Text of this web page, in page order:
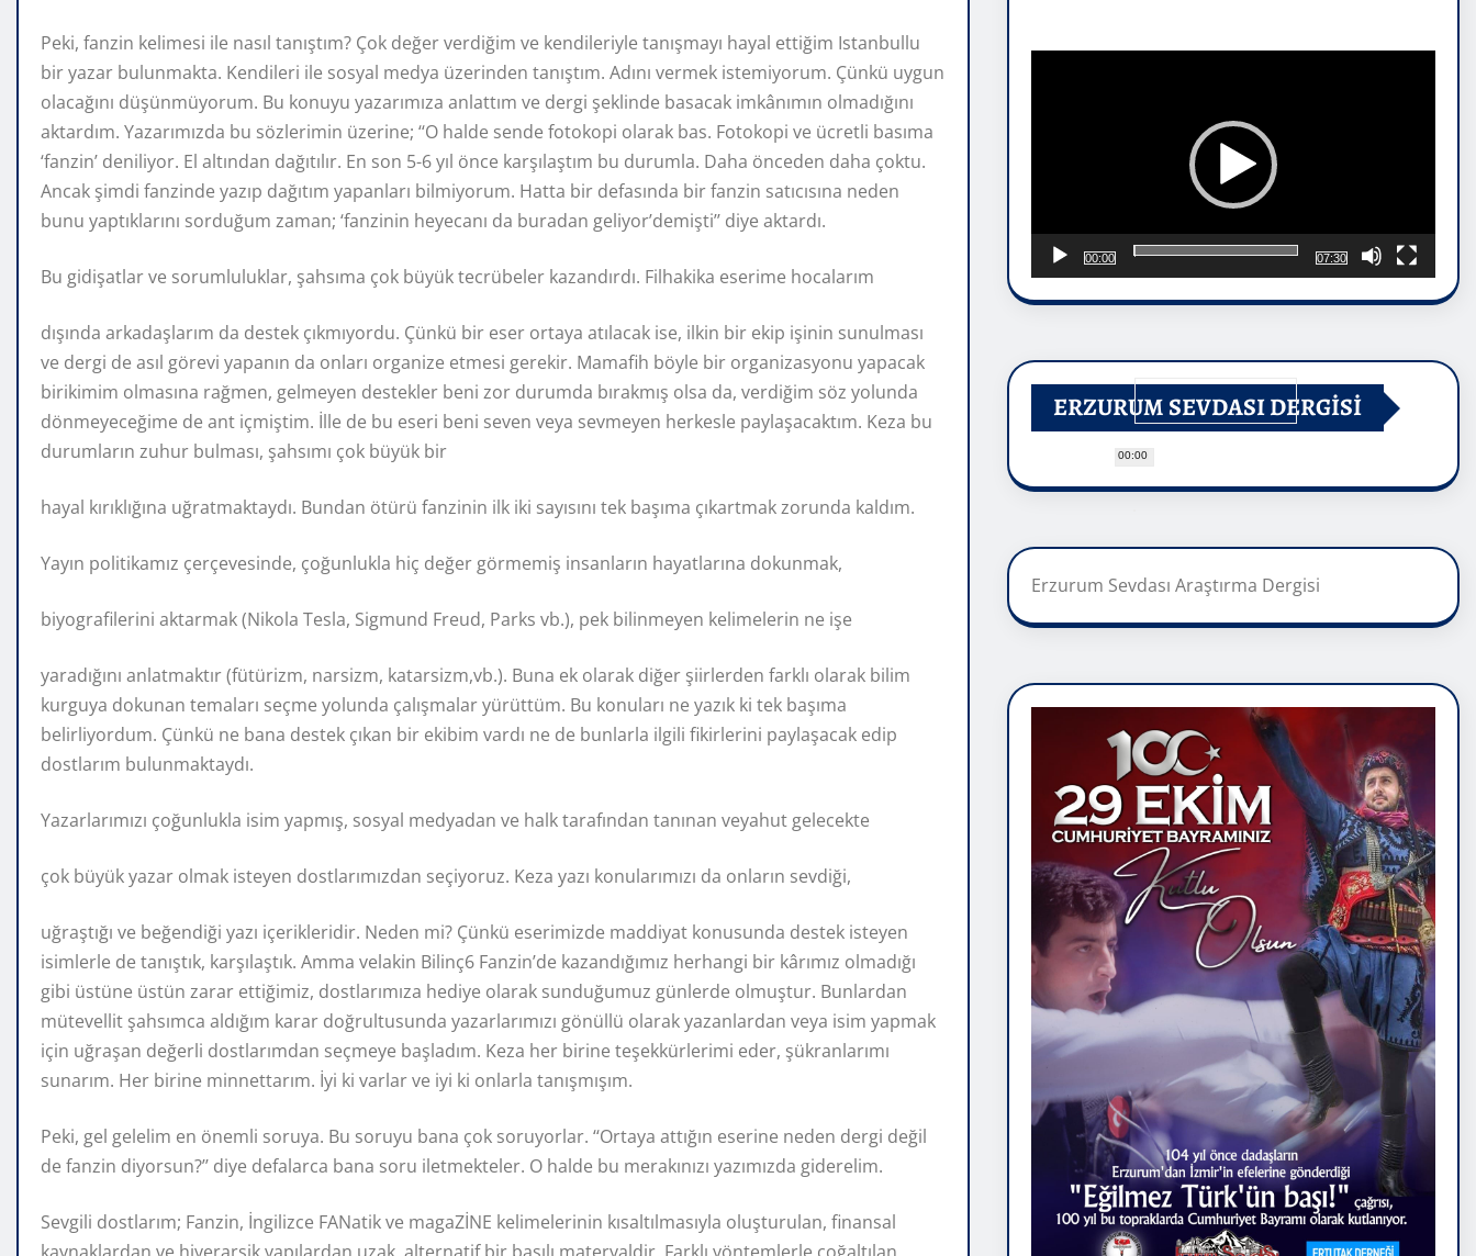
Peki, fanzin kelimesi ile nasıl tanıştım? Çok değer verdiğim ve kendileriyle tanışmayı hayal ettiğim Istanbullu
bir yazar bulunmakta. Kendileri ile sosyal medya üzerinden tanıştım. Adını vermek istemiyorum. Çünkü uygun
olacağını düşünmüyorum. Bu konuyu yazarımıza anlattım ve dergi şeklinde basacak imkânımın olmadığını
aktardım. Yazarımızda bu sözlerimin üzerine; ‘‘O halde sende fotokopi olarak bas. Fotokopi ve ücretli basıma
‘fanzin’ deniliyor. El altından dağıtılır. En son 5-6 yıl önce karşılaştım bu durumla. Daha önceden daha çoktu.
Ancak şimdi fanzinde yazıp dağıtım yapanları bilmiyorum. Hatta bir defasında bir fanzin satıcısına neden
bunu yaptıklarını sorduğum zaman; ‘fanzinin heyecanı da buradan geliyor’demişti’’ diye aktardı.
Bu gidişatlar ve sorumluluklar, şahsıma çok büyük tecrübeler kazandırdı. Filhakika eserime hocalarım
dışında arkadaşlarım da destek çıkmıyordu. Çünkü bir eser ortaya atılacak ise, ilkin bir ekip işinin sunulması
ve dergi de asıl görevi yapanın da onları organize etmesi gerekir. Mamafih böyle bir organizasyonu yapacak
birikimim olmasına rağmen, gelmeyen destekler beni zor durumda bırakmış olsa da, verdiğim söz yolunda
dönmeyeceğime de ant içmiştim. İlle de bu eseri beni seven veya sevmeyen herkesle paylaşacaktım. Keza bu
durumların zuhur bulması, şahsımı çok büyük bir
hayal kırıklığına uğratmaktaydı. Bundan ötürü fanzinin ilk iki sayısını tek başıma çıkartmak zorunda kaldım.
Yayın politikamız çerçevesinde, çoğunlukla hiç değer görmemiş insanların hayatlarına dokunmak,
biyografilerini aktarmak (Nikola Tesla, Sigmund Freud, Parks vb.), pek bilinmeyen kelimelerin ne işe
yaradığını anlatmaktır (fütürizm, narsizm, katarsizm,vb.). Buna ek olarak diğer şiirlerden farklı olarak bilim
kurguya dokunan temaları seçme yolunda çalışmalar yürüttüm. Bu konuları ne yazık ki tek başıma
belirliyordum. Çünkü ne bana destek çıkan bir ekibim vardı ne de bunlarla ilgili fikirlerini paylaşacak edip
dostlarım bulunmaktaydı.
Yazarlarımızı çoğunlukla isim yapmış, sosyal medyadan ve halk tarafından tanınan veyahut gelecekte
çok büyük yazar olmak isteyen dostlarımızdan seçiyoruz. Keza yazı konularımızı da onların sevdiği,
uğraştığı ve beğendiği yazı içerikleridir. Neden mi? Çünkü eserimizde maddiyat konusunda destek isteyen
isimlerle de tanıştık, karşılaştık. Amma velakin Bilinç6 Fanzin’de kazandığımız herhangi bir kârımız olmadığı
gibi üstüne üstün zarar ettiğimiz, dostlarımıza hediye olarak sunduğumuz günlerde olmuştur. Bunlardan
mütevellit şahsımca aldığım karar doğrultusunda yazarlarımızı gönüllü olarak yazanlardan veya isim yapmak
için uğraşan değerli dostlarımdan seçmeye başladım. Keza her birine teşekkürlerimi eder, şükranlarımı
sunarım. Her birine minnettarım. İyi ki varlar ve iyi ki onlarla tanışmışım.
Peki, gel gelelim en önemli soruya. Bu soruyu bana çok soruyorlar. ‘‘Ortaya attığın eserine neden dergi değil
de fanzin diyorsun?’’ diye defalarca bana soru iletmekteler. O halde bu merakınızı yazımızda giderelim.
Sevgili dostlarım; Fanzin, İngilizce FANatik ve magaZİNE kelimelerinin kısaltılmasıyla oluşturulan, finansal
00:00
00:00
07:30
ERZURUM SEVDASI DERGİSİ
Erzurum Sevdası Araştırma Dergisi